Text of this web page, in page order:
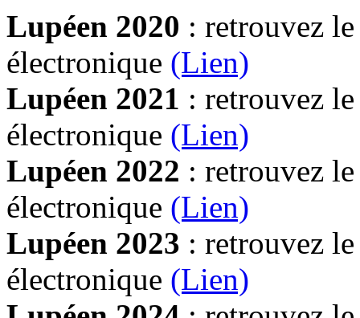
Lupéen 2020 : retrouvez
électronique (Lien)
Lupéen 2021 : retrouvez
électronique (Lien)
Lupéen 2022 : retrouvez
électronique (Lien)
Lupéen 2023 : retrouvez
électronique (Lien)